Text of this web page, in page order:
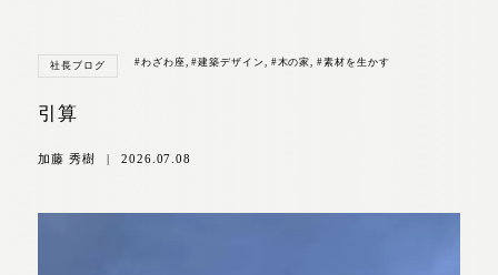
社長ブログ #わざわ座,#建築デザイン , #木の家,#素材を生かす
引算
加藤 秀樹 | 2026.07.08